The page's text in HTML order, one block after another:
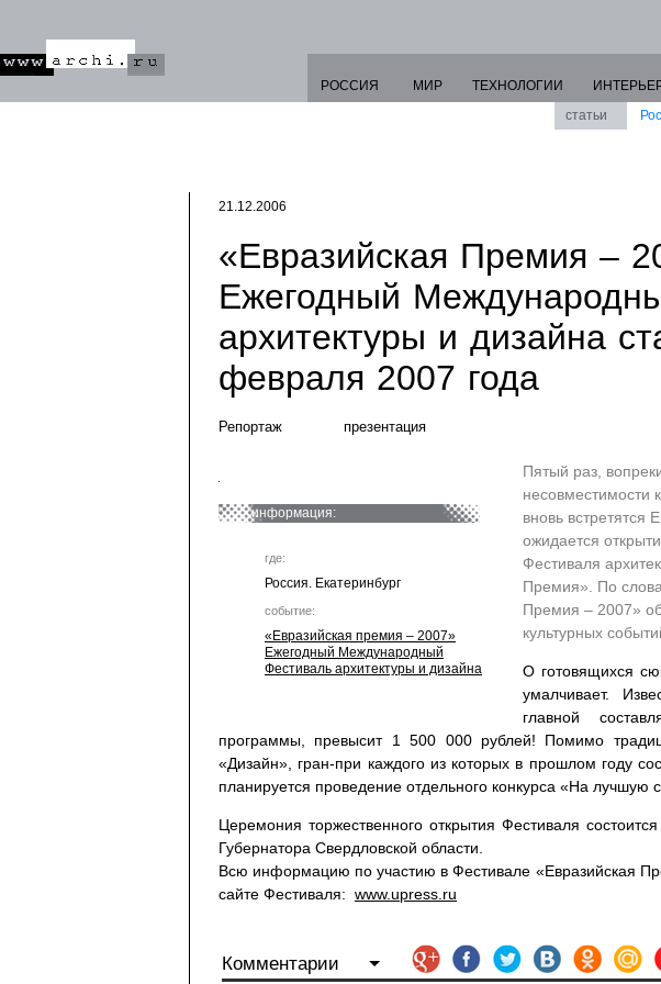
РОССИЯ МИР ТЕХНОЛОГИИ
статьи
21.12.2006
«Евразийская Премия –
Ежегодный
архитектуры и дизайна
февраля 2007 года
Репортаж презентация
информация:
где:
Россия. Екатеринбург
событие:
«Евразийская премия – 2007»
Ежегодный Международный
Фестиваль архитектуры и дизайна
Пятый раз,
несовместимости
вновь встретятся
ожидается
Фестиваля
Премия». По
Премия – 2007»
культурных
О готовящихся
умалчивает.
главной
программы, превысит 1 500 000 рублей! Помимо
«Дизайн», гран-при каждого из которых в прошлом году
планируется проведение отдельного конкурса «На лучшую
Церемония торжественного открытия Фестиваля
Губернатора Свердловской области.
Всю информацию по участию в Фестивале «Евразийская
сайте Фестиваля: www.upress.ru
Комментарии